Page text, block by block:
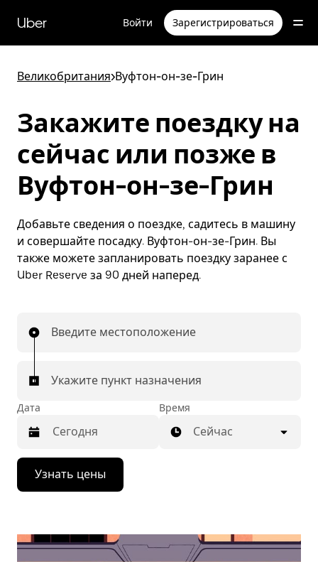
перейти
к
содержимому
Uber Войти Зарегистрироваться
Великобритания>Вуфтон-он-зе-Грин
Закажите поездку на
сейчас или позже в
Вуфтон-он-зе-Грин
Добавьте сведения о поездке, садитесь в машину
и совершайте посадку. Вуфтон-он-зе-Грин. Вы
также можете запланировать поездку заранее с
Uber Reserve за 90 дней наперед.
Введите местоположение
Укажите пункт назначения
Дата
Нажмите
стрелку
вниз,
календарю
Время
Сейчас
Узнать цены